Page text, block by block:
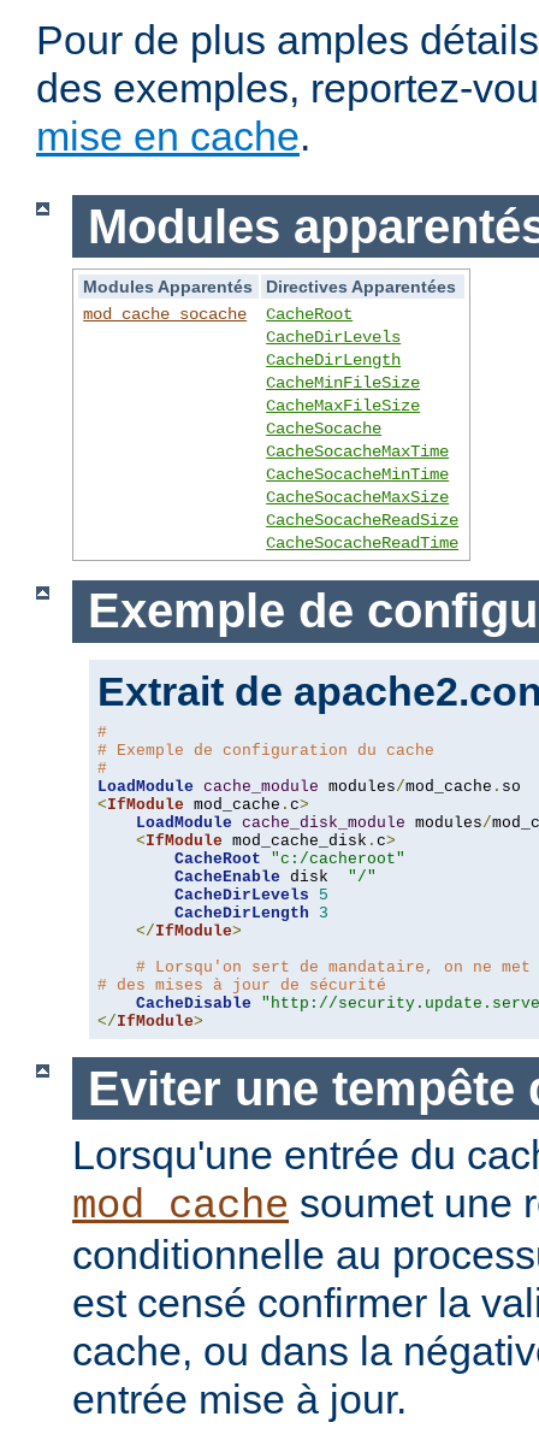
Pour de plus amples
des exemples, reportez-
mise en cache.
Modules
Modules Apparentés
Directives Apparentées
mod_cache_socache
CacheRoot
CacheDirLevels
CacheDirLength
CacheMinFileSize
CacheMaxFileSize
CacheSocache
CacheSocacheMaxTime
CacheSocacheMinTime
CacheSocacheMaxSize
CacheSocacheReadSize
CacheSocacheReadTime
Exemple de
Extrait de
#
# Exemple de configuration du cache
#
LoadModule cache_module modules/mod_cache .
<IfModule mod_cache . c>
LoadModule cache_disk_module modules/
<IfModule mod_cache_disk . c>
CacheRoot
"c:/cacheroot"
CacheEnable disk "/"
CacheDirLevels
5
CacheDirLength
3
</IfModule>
# Lorsqu'on sert de mandataire, on ne
# des mises à jour de sécurité
CacheDisable
"http://
</IfModule>
Eviter une tempête
Lorsqu'une entrée du
mod_cache soumet une
conditionnelle au
est censé confirmer la
cache, ou dans la
entrée mise à jour.